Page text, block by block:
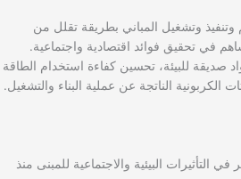
وتنفيذ وتشغيل المباني بطريقة تقلل من
في تحقيق فوائد اقتصادية واجتماعية.
صديقة للبيئة، تحسين كفاءة استخدام الطاقة
الكربونية الناتجة عن عملية البناء والتشغيل.
التأثيرات البيئية والاجتماعية للمبنى منذ